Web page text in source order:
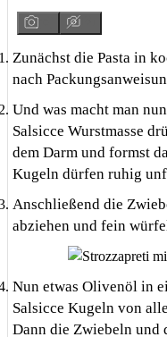
Zunächst die Pasta in
nach
Und was macht man
Salsicce Wurstmasse
dem Darm und formst
Kugeln dürfen ruhig
Anschließend die
abziehen und fein
Nun etwas Olivenöl in
Salsicce Kugeln von
Dann die Zwiebeln und